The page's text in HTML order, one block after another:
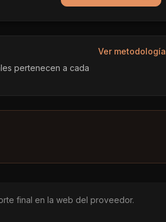
pertenecen a cada
Ver metodología
final en la web del proveedor.